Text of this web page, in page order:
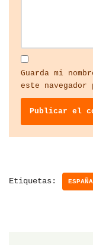
Guarda mi
este navegador
Etiquetas: ESPAÑA